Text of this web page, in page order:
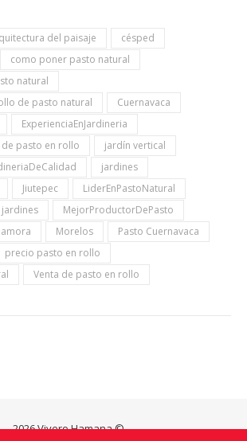
del paisaje
césped
como poner pasto natural
natural
de pasto natural
Cuernavaca
ExperienciaEnJardineria
de pasto en rollo
jardín vertical
jardines
Jiutepec
LiderEnPastoNatural
MejorProductorDePasto
Morelos
Pasto Cuernavaca
precio pasto en rollo
Venta de pasto en rollo
2026 Vivero Hamana ©